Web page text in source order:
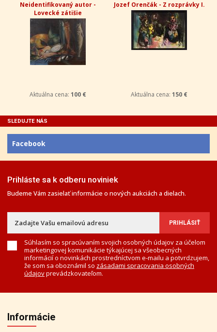
Neidentifikovaný autor -
Lovecké zátišie
Aktuálna cena: 100 €
Jozef Orenčák - Z rozprávky I.
Aktuálna cena: 150 €
SLEDUJTE NÁS
Facebook
Prihláste sa k odberu noviniek
Budeme Vám zasielať informácie o nových aukciách a dielach.
Súhlasím so spracúvaním svojich osobných údajov za účelom
marketingovej komunikácie týkajúcej sa všeobecných
informácií o novinkách prostredníctvom e-mailu a potvrdzujem,
že som sa oboznámil so zásadami spracovania osobných
údajovprevádzkovateľom.
Informácie